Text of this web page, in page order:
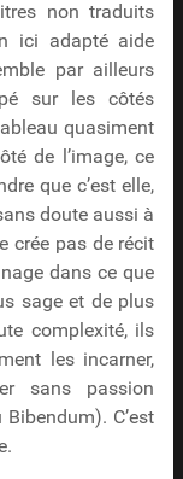
non traduits
ici adapté aide
par ailleurs
sur les côtés
quasiment
de l’image, ce
que c’est elle,
doute aussi à
crée pas de récit
dans ce que
sage et de plus
complexité, ils
les incarner,
sans passion
C’est